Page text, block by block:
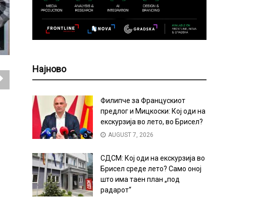
Најново
Филипче за Францускиот
предлог и Мицкоски: Кој оди на
екскурзија во лето, во Брисел?
AUGUST 7, 2026
СДСМ: Кој оди на екскурзија во
Брисел среде лето? Само оној
што има таен план „под
радарот“